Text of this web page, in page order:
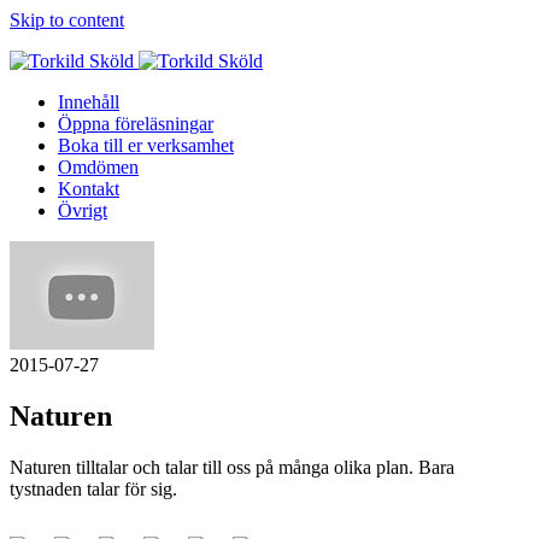
Skip to content
Innehåll
Öppna föreläsningar
Boka till er verksamhet
Omdömen
Kontakt
Övrigt
2015-07-27
Naturen
Naturen tilltalar och talar till oss på många olika plan. Bara
tystnaden talar för sig.